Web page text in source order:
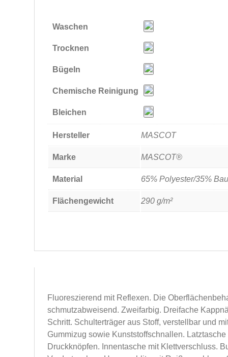
Waschen
Trocknen
Bügeln
Chemische Reinigung
Bleichen
Hersteller MASCOT
Marke MASCOT®
Material 65% Polyester/35%
Flächengewicht 290 g/m²
Fluoreszierend mit Reflexen. Die
schmutzabweisend. Zweifarbig. Dreifache
Schritt. Schulterträger aus Stoff, verstellbar und
Gummizug sowie Kunststoffschnallen. Latztasche
Druckknöpfen. Innentasche mit Klettverschluss.